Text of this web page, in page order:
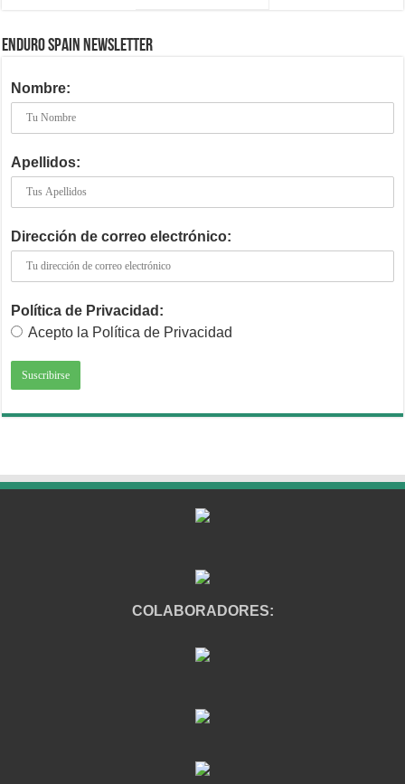
ENDURO SPAIN NEWSLETTER
Nombre:
Apellidos:
Dirección de correo electrónico:
Política de Privacidad:
Acepto la Política de Privacidad
COLABORADORES: